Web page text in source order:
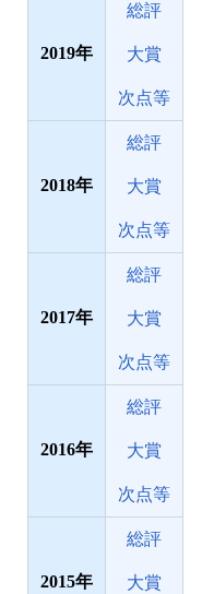
2019
総評
大賞
次点等
2018
総評
大賞
次点等
2017
総評
大賞
次点等
2016
総評
大賞
次点等
2015
総評
大賞